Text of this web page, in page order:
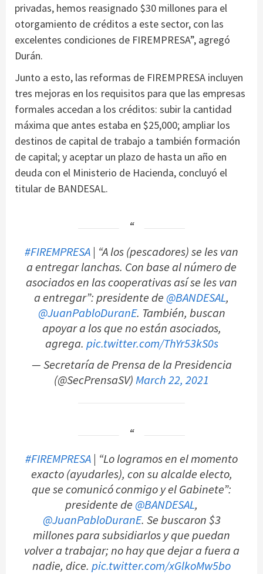
privadas, hemos reasignado $30 millones para el
otorgamiento de créditos a este sector, con las
excelentes condiciones de FIREMPRESA”, agregó
Durán.
Junto a esto, las reformas de FIREMPRESA incluyen
tres mejoras en los requisitos para que las empresas
formales accedan a los créditos: subir la cantidad
máxima que antes estaba en $25,000; ampliar los
destinos de capital de trabajo a también formación
de capital; y aceptar un plazo de hasta un año en
deuda con el Ministerio de Hacienda, concluyó el
titular de BANDESAL.
#FIREMPRESA | “A los (pescadores) se les van
a entregar lanchas. Con base al número de
asociados en las cooperativas así se les van
a entregar”: presidente de @BANDESAL,
@JuanPabloDuranE. También, buscan
apoyar a los que no están asociados,
agrega. pic.twitter.com/ThYr53kS0s
— Secretaría de Prensa de la Presidencia
(@SecPrensaSV)March 22, 2021
#FIREMPRESA | “Lo logramos en el momento
exacto (ayudarles), con su alcalde electo,
que se comunicó conmigo y el Gabinete”:
presidente de @BANDESAL,
@JuanPabloDuranE. Se buscaron $3
millones para subsidiarlos y que puedan
volver a trabajar; no hay que dejar a fuera a
nadie, dice. pic.twitter.com/xGlkoMw5bo